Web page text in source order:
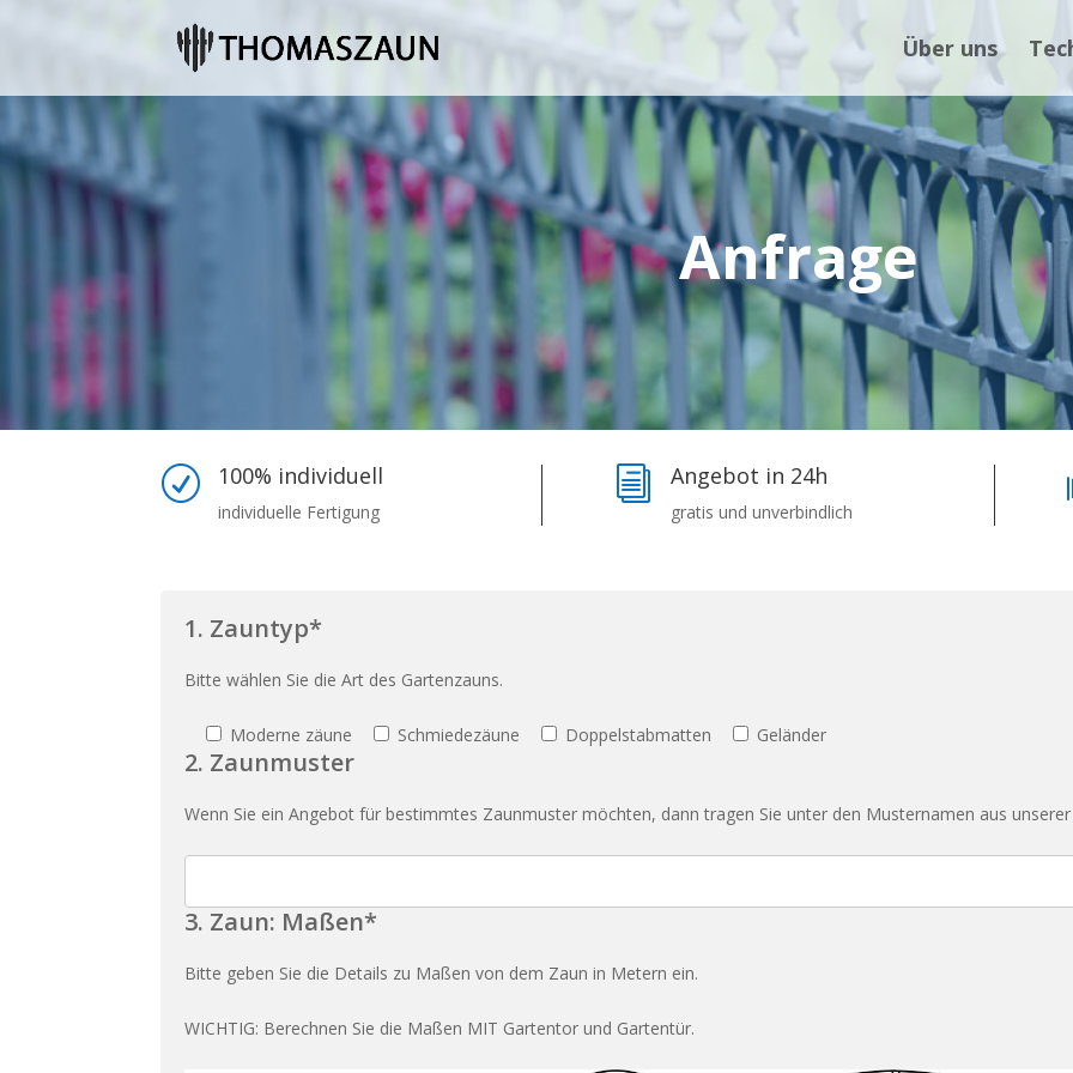
Über uns
Anfrage
R 100% individuell
individuelle Fertigung
i Angebot in 24h
gratis und unverbindlich
1. Zauntyp*
Bitte wählen Sie die Art des Gartenzauns.
Moderne zäune Schmiedezäune Doppelstabmatten Geländer
2. Zaunmuster
Wenn Sie ein Angebot für bestimmtes Zaunmuster möchten, dann tragen Sie unter den Musternamen aus
3. Zaun: Maßen*
Bitte geben Sie die Details zu Maßen von dem Zaun in Metern ein.
WICHTIG: Berechnen Sie die Maßen MIT Gartentor und Gartentür.